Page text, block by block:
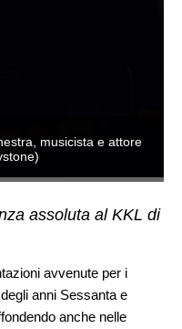
musicista e attore
assoluta al KKL di
avvenute per i
anni Sessanta e
anche nelle